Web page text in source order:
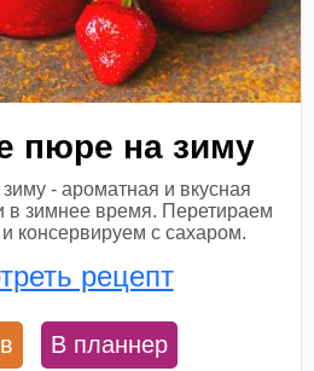
пюре на зиму
- ароматная и вкусная
в зимнее время. Перетираем
консервируем с сахаром.
рецепт
В планнер